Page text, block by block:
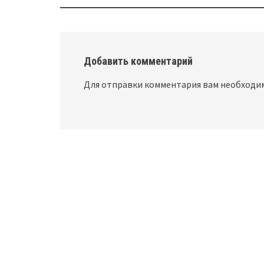
navigation
Добавить комментарий
Для отправки комментария вам